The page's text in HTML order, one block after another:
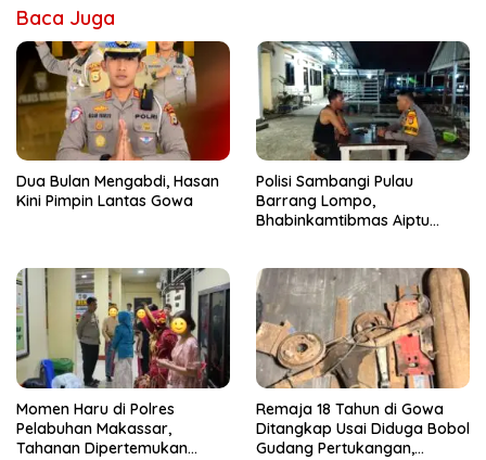
Baca Juga
Dua Bulan Mengabdi, Hasan
Kini Pimpin Lantas Gowa
Polisi Sambangi Pulau
Barrang Lompo,
Bhabinkamtibmas Aiptu
Momen Haru di Polres
Pelabuhan Makassar,
Tahanan Dipertemukan
Remaja 18 Tahun di Gowa
Ditangkap Usai Diduga Bobol
Gudang Pertukangan,